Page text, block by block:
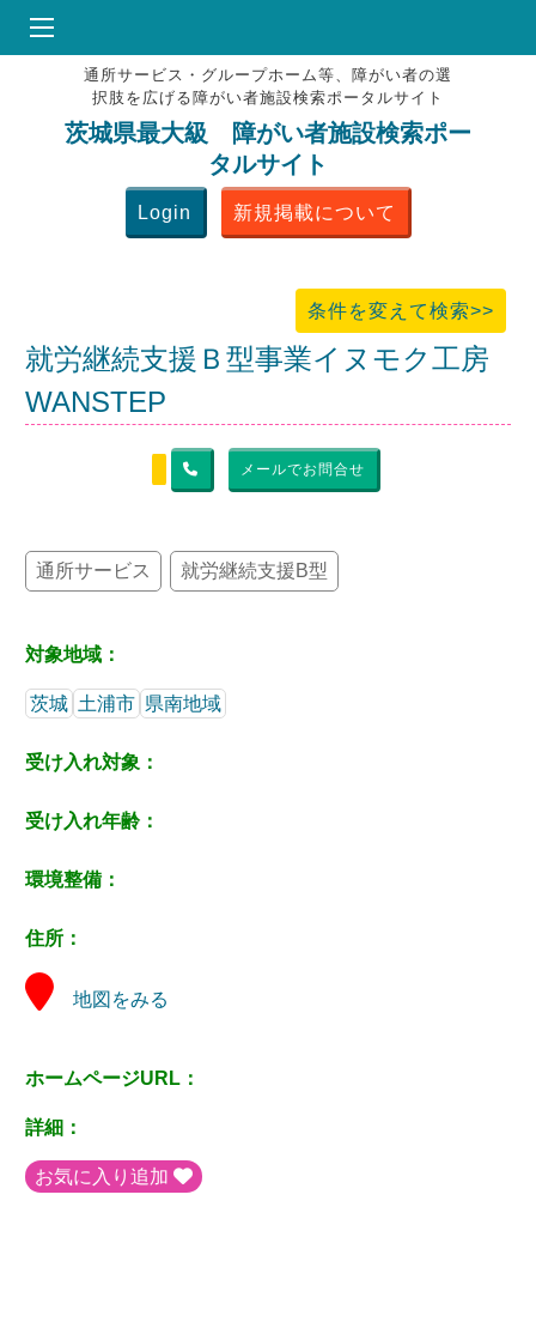
HOME
♥お気にりブックマーク
掲載会員MENU
よくある質問
通所サービス・グループホーム等、障がい者の選
択肢を広げる障がい者施設検索ポータルサイト
茨城県最大級 障がい者施設検索ポー
タルサイト
Login 新規掲載について
条件を変えて検索>>
就労継続支援Ｂ型事業イヌモク工房
WANSTEP
メールでお問合せ
通所サービス 就労継続支援B型
対象地域：
茨城 土浦市 県南地域
受け入れ対象：
受け入れ年齢：
環境整備：
住所：
地図をみる
ホームページURL：
詳細：
お気に入り追加